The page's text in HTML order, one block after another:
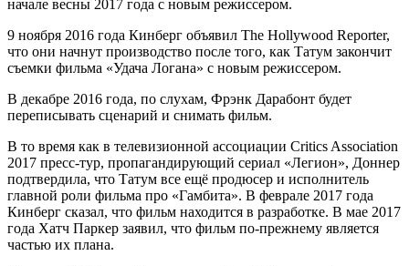
начале весны 2017 года с новым режиссером.
9 ноября 2016 года Кинберг объявил The Hollywood Reporter,
что они начнут производство после того, как Татум закончит
съемки фильма «Удача Логана» с новым режиссером.
В декабре 2016 года, по слухам, Фрэнк Дарабонт будет
переписывать сценарий и снимать фильм.
В то время как в телевизионной ассоциации Critics Association
2017 пресс-тур, пропагандирующий сериал «Легион», Доннер
подтвердила, что Татум все ещё продюсер и исполнитель
главной роли фильма про «Гамбита». В феврале 2017 года
Кинберг сказал, что фильм находится в разработке. В мае 2017
года Хатч Паркер заявил, что фильм по-прежнему является
частью их плана.